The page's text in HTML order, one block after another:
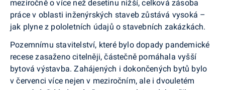
meziročně o více než desetinu nižší, celková zásoba
práce v oblasti inženýrských staveb zůstává vysoká –
jak plyne z pololetních údajů o stavebních zakázkách.
Pozemnímu stavitelství, které bylo dopady pandemické
recese zasaženo citelněji, částečně pomáhala vyšší
bytová výstavba. Zahájených i dokončených bytů bylo
v červenci více nejen v meziročním, ale i dvouletém